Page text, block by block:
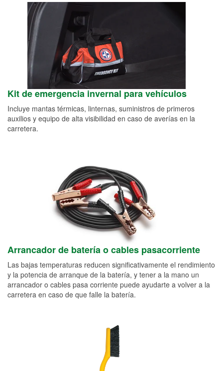
Kit de emergencia invernal para vehículos
Incluye mantas térmicas, linternas, suministros de primeros
auxilios y equipo de alta visibilidad en caso de averías en la
carretera.
Arrancador de batería o cables pasacorriente
Las bajas temperaturas reducen significativamente el rendimiento
y la potencia de arranque de la batería, y tener a la mano un
arrancador o cables pasa corriente puede ayudarte a volver a la
carretera en caso de que falle la batería.